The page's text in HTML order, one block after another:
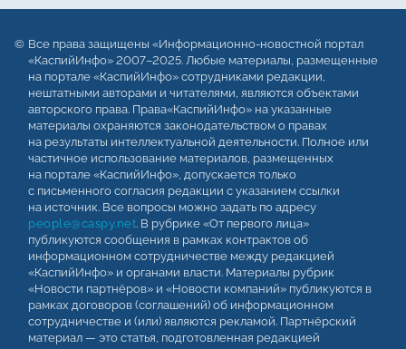
Все права защищены «Информационно-новостной портал
«КаспийИнфо» 2007–2025. Любые материалы, размещенные
на портале «КаспийИнфо» сотрудниками редакции,
нештатными авторами и читателями, являются объектами
авторского права. Права«КаспийИнфо» на указанные
материалы охраняются законодательством о правах
на результаты интеллектуальной деятельности. Полное или
частичное использование материалов, размещенных
на портале «КаспийИнфо», допускается только
с письменного согласия редакции с указанием ссылки
на источник. Все вопросы можно задать по адресу
people@caspy.net. В рубрике «От первого лица»
публикуются сообщения в рамках контрактов об
информационном сотрудничестве между редакцией
«КаспийИнфо» и органами власти. Материалы рубрик
«Новости партнёров» и «Новости компаний» публикуются в
рамках договоров (соглашений) об информационном
сотрудничестве и (или) являются рекламой. Партнёрский
материал — это статья, подготовленная редакцией